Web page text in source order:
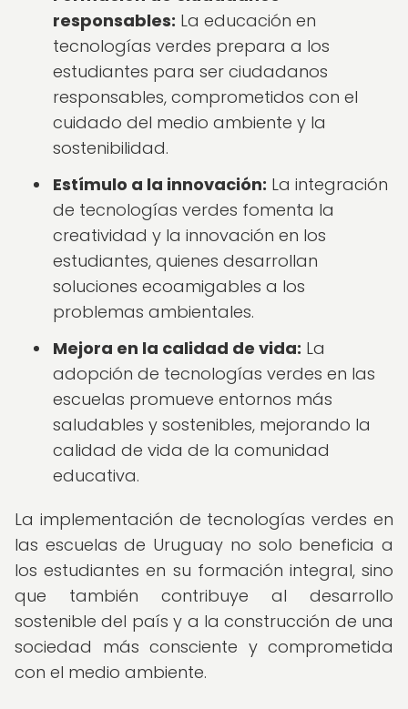
responsables: La educación en
tecnologías verdes prepara a los
estudiantes para ser ciudadanos
responsables, comprometidos con el
cuidado del medio ambiente y la
sostenibilidad.
Estímulo a la innovación: La integración
de tecnologías verdes fomenta la
creatividad y la innovación en los
estudiantes, quienes desarrollan
soluciones ecoamigables a los
problemas ambientales.
Mejora en la calidad de vida: La
adopción de tecnologías verdes en las
escuelas promueve entornos más
saludables y sostenibles, mejorando la
calidad de vida de la comunidad
educativa.
La implementación de tecnologías verdes en
las escuelas de Uruguay no solo beneficia a
los estudiantes en su formación integral, sino
que también contribuye al desarrollo
sostenible del país y a la construcción de una
sociedad más consciente y comprometida
con el medio ambiente.